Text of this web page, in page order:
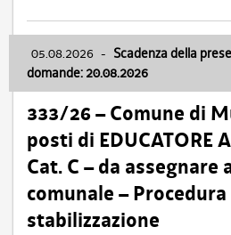
05.08.2026 - Scadenza della
domande: 20.08.2026
333/26 – Comune di
posti di EDUCATORE
Cat. C – da assegnare
comunale –
stabilizzazione